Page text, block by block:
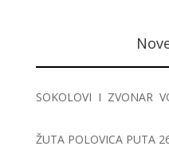
SOKOLOVI I ZVONAR
ŽUTA POLOVICA PUTA